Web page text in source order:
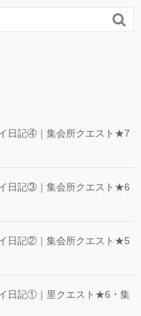

日記④｜集会所クエスト★7
日記③｜集会所クエスト★6
日記②｜集会所クエスト★5
日記①｜里クエスト★6・集